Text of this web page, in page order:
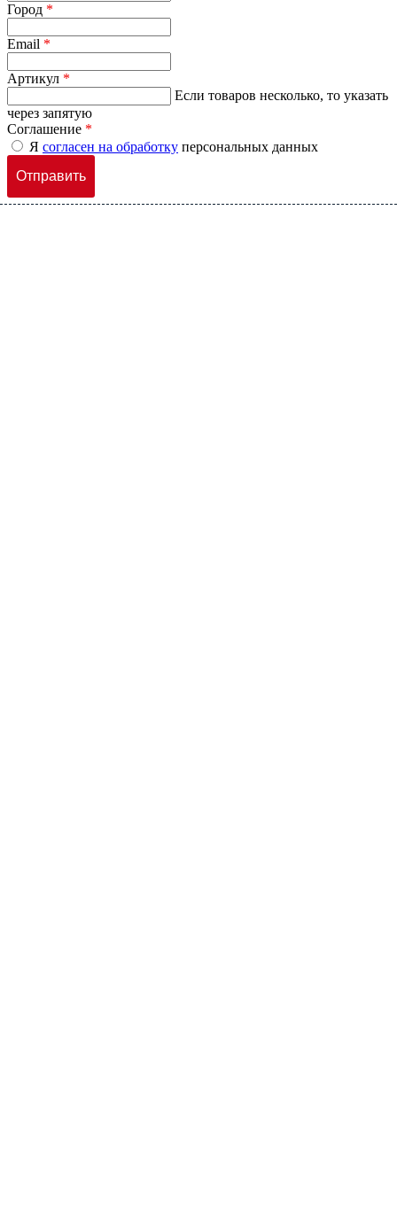
Город *
Email *
Артикул *
Если товаров несколько, то указать
через запятую
Соглашение *
Я согласен на обработку персональных данных